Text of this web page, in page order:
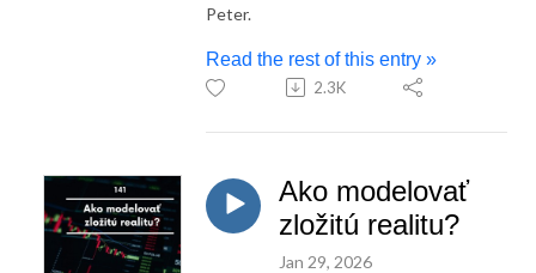
Peter.
Read the rest of this entry »
2.3K
Ako modelovať
zložitú realitu?
Jan 29, 2026